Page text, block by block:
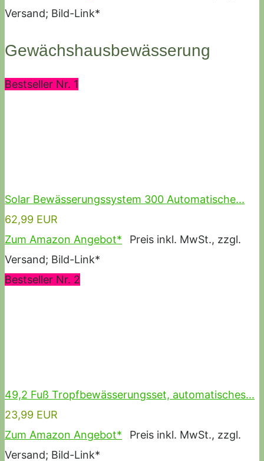
Versand; Bild-Link*
Gewächshausbewässerung
Bestseller Nr. 1
Solar Bewässerungssystem 300 Automatische...
62,99 EUR
Zum Amazon Angebot*
Preis inkl. MwSt., zzgl.
Versand; Bild-Link*
Bestseller Nr. 2
49,2 Fuß Tropfbewässerungsset, automatisches...
23,99 EUR
Zum Amazon Angebot*
Preis inkl. MwSt., zzgl.
Versand; Bild-Link*